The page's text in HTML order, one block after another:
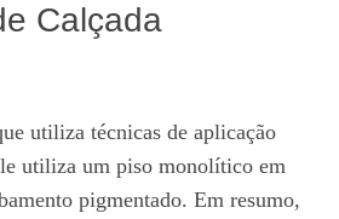
Calçada
utiliza técnicas de aplicação
utiliza um piso monolítico em
pigmentado. Em resumo,